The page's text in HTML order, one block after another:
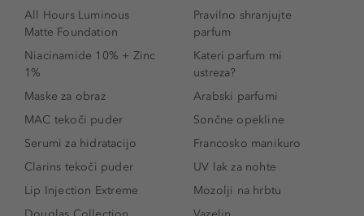
All Hours Luminous
Matte Foundation
Niacinamide 10% + Zinc
1%
Maske za obraz
MAC tekoči puder
Serumi za hidratacijo
Clarins tekoči puder
Lip Injection Extreme
Pravilno shranjujte
parfum
Kateri parfum mi
ustreza?
Arabski parfumi
Sončne opekline
Francosko manikuro
UV lak za nohte
Mozolji na hrbtu